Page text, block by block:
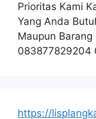
Prioritas Kami
Yang Anda
Maupun
083877829204
https://